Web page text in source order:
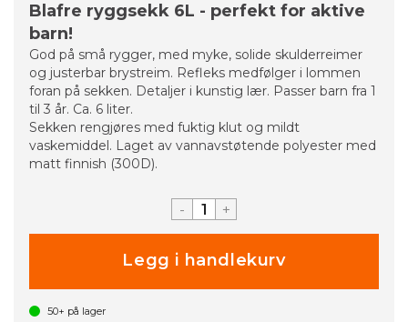
Blafre ryggsekk 6L - perfekt for aktive
barn!
God på små rygger, med myke, solide skulderreimer
og justerbar brystreim. Refleks medfølger i lommen
foran på sekken. Detaljer i kunstig lær. Passer barn fra 1
til 3 år. Ca. 6 liter.
Sekken rengjøres med fuktig klut og mildt
vaskemiddel. Laget av vannavstøtende polyester med
matt finnish (300D).
- +
50+ på lager